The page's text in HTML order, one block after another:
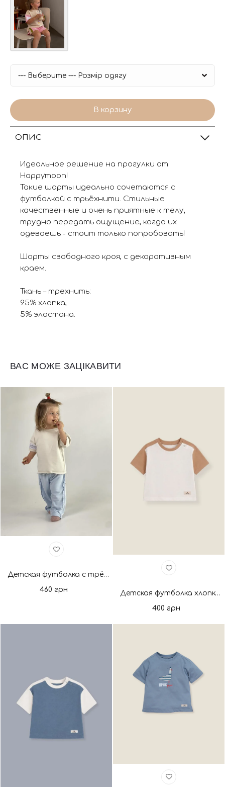
В корзину
ОПИС
Идеальное решение на прогулки от
Happymoon!
Такие шорты идеально сочетаются с
футболкой с трьёхнити. Стильные
качественные и очень приятные к телу,
трудно передать ощущение, когда их
одеваешь - стоит только попробовать!
Шорты свободного кроя, с декоративным
краем.
Ткань – трехнить:
95% хлопка,
5% эластана.
ВАС МОЖЕ ЗАЦІКАВИТИ
Детская футболка с трёхнити Coconut Milk. Новая коллекция
460 грн
Детская футболка хлопковая молоко/беж. Новая коллекция
400 грн